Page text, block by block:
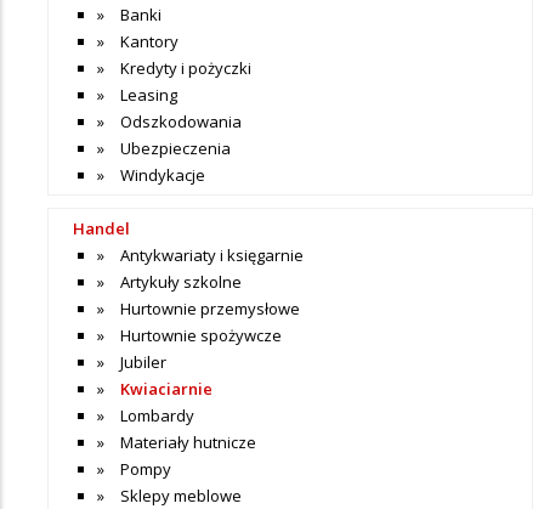
Banki
Kantory
Kredyty i pożyczki
Leasing
Odszkodowania
Ubezpieczenia
Windykacje
Handel
Antykwariaty i księgarnie
Artykuły szkolne
Hurtownie przemysłowe
Hurtownie spożywcze
Jubiler
Kwiaciarnie
Lombardy
Materiały hutnicze
Pompy
Sklepy meblowe